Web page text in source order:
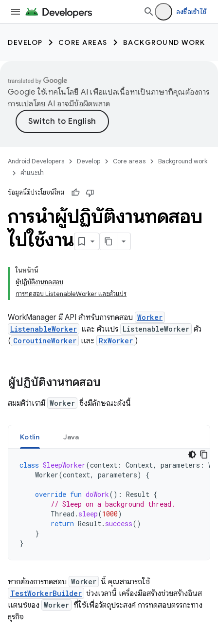
ลงชื่อเข้าใช้
DEVELOP CORE AREAS BACKGROUND WORK
Google ใช้เทคโนโลยี AI เพื่อแปลเนื้อหาเป็นภาษาที่คุณต้องการ
การแปลโดย AI อาจมีข้อผิดพลาด
Android Developers Develop Core areas
Background work
คำแนะนำ
ข้อมูลนี้มีประโยชน์ไหม
การนำผู้ปฏิบัติงานทดสอบ
ไปใช้งาน
ในหน้านี้
ผู้ปฏิบัติงานทดสอบ
การทดสอบ ListenableWorker และตัวแปร
WorkManager มี API สำหรับการทดสอบ Worker
ListenableWorker และ ตัวแปร ListenableWorker ตัว
( CoroutineWorker และ RxWorker )
ผู้ปฏิบัติงานทดสอบ
สมมติว่าเรามี Worker ซึ่งมีลักษณะดังนี้
Kotlin Java
class SleepWorker(context : Context, parameters :
Worker(context, parameters) {
override fun doWork(): Result {
// Sleep on a background thread.
Thread . sleep(1000)
return Result. success()
}
}
หากต้องการทดสอบ Worker นี้ คุณสามารถใช้
TestWorkerBuilder ช่วงเวลานี้ เครื่องมือสร้างช่วยสร้างอินส
แตนซ์ของ Worker ที่ใช้เพื่อวัตถุประสงค์ การทดสอบตรรกะทาง
ธุรกิจ